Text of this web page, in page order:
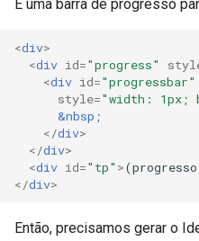
E uma barra de progresso
<div>
<div id="progress"
<div id="progressbar"
style="width: 1px;
&nbsp;
</div>
</div>
<div id="tp" >
</div>
Então, precisamos gerar o